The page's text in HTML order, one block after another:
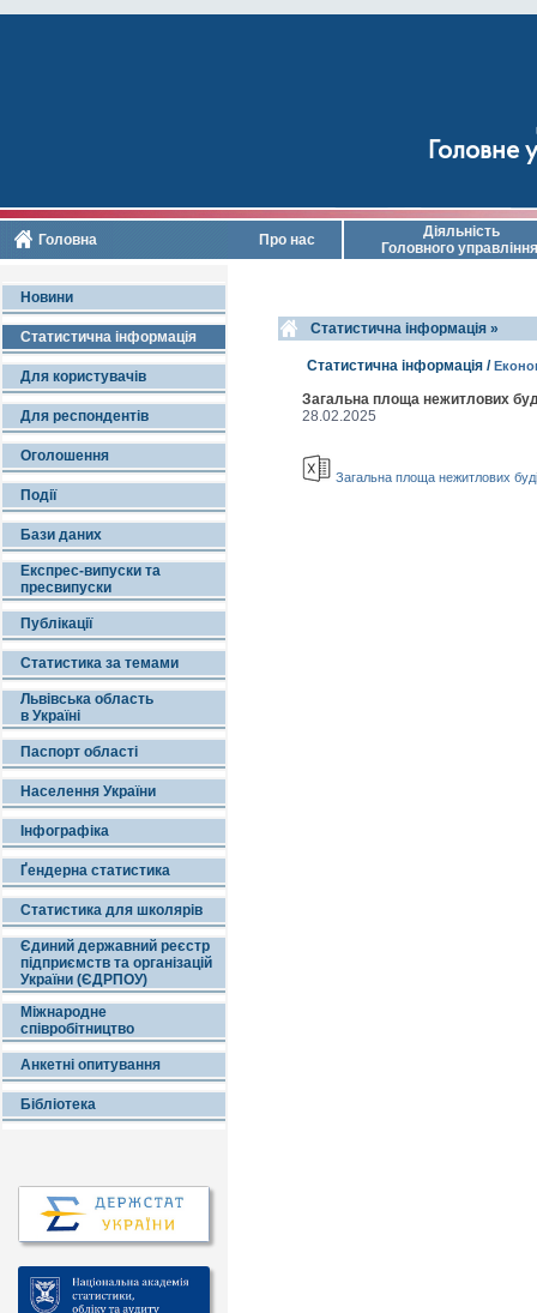
Головне
Головна Про нас
Діяльність
Головного управління
Новини
Статистична інформація
Для користувачів
Для респондентів
Оголошення
Події
Бази даних
Експрес-випуски та
пресвипуски
Публікації
Статистика за темами
Львівська область
в Україні
Паспорт області
Населення України
Інфографіка
Ґендерна статистика
Статистика для школярів
Єдиний державний реєстр
підприємств та організацій
України (ЄДРПОУ)
Міжнародне
співробітництво
Анкетні опитування
Бібліотека
Cтатистична інформація »
Cтатистична інформація /
Загальна площа нежитлових
28.02.2025
Загальна площа нежитлових